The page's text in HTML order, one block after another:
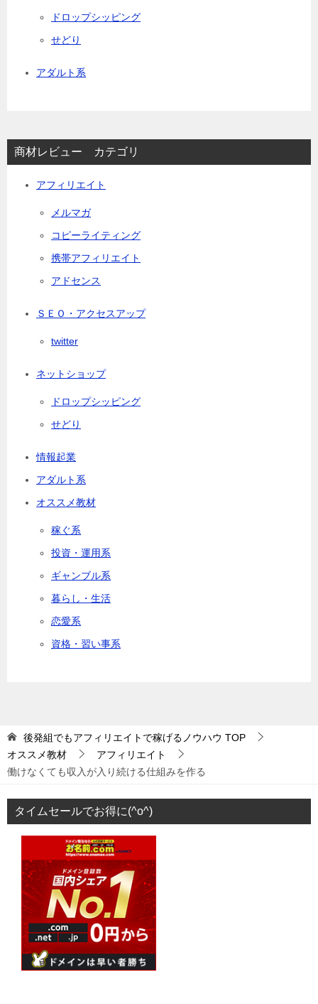
ドロップシッピング
せどり
アダルト系
商材レビュー カテゴリ
アフィリエイト
メルマガ
コピーライティング
携帯アフィリエイト
アドセンス
ＳＥＯ・アクセスアップ
twitter
ネットショップ
ドロップシッピング
せどり
情報起業
アダルト系
オススメ教材
稼ぐ系
投資・運用系
ギャンブル系
暮らし・生活
恋愛系
資格・習い事系
後発組でもアフィリエイトで稼げるノウハウ TOP
オススメ教材
アフィリエイト
働けなくても収入が入り続ける仕組みを作る
タイムセールでお得に(^o^)